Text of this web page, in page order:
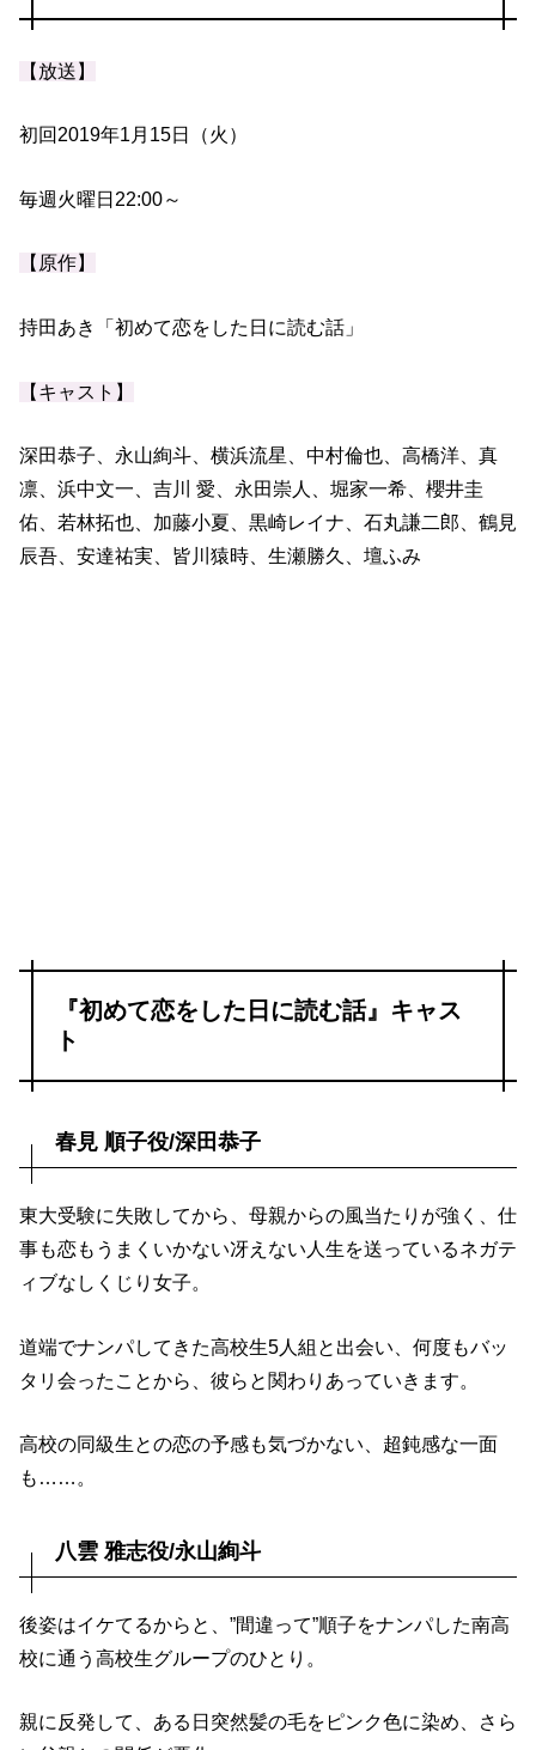
【放送】
初回2019年1月15日（火）
毎週火曜日22:00～
【原作】
持田あき「初めて恋をした日に読む話」
【キャスト】
深田恭子、永山絢斗、横浜流星、中村倫也、高橋洋、真
凛、浜中文一、吉川 愛、永田崇人、堀家一希、櫻井圭
佑、若林拓也、加藤小夏、黒崎レイナ、石丸謙二郎、鶴見
辰吾、安達祐実、皆川猿時、生瀬勝久、壇ふみ
『初めて恋をした日に読む話』キャス
ト
春見 順子役/深田恭子
東大受験に失敗してから、母親からの風当たりが強く、仕
事も恋もうまくいかない冴えない人生を送っているネガテ
ィブな しくじり女子。
道端でナンパしてきた高校生5人組と出会い、何度もバッ
タリ会ったことから、彼らと関わりあっていきます。
高校の同級生との恋の予感も気づかない、超鈍感な一面
も……。
八雲 雅志役/永山絢斗
後姿はイケてるからと、”間違って”順子をナンパした南高
校に通う高校生グループのひとり。
親に反発して、ある日突然髪の毛をピンク色に染め、さら